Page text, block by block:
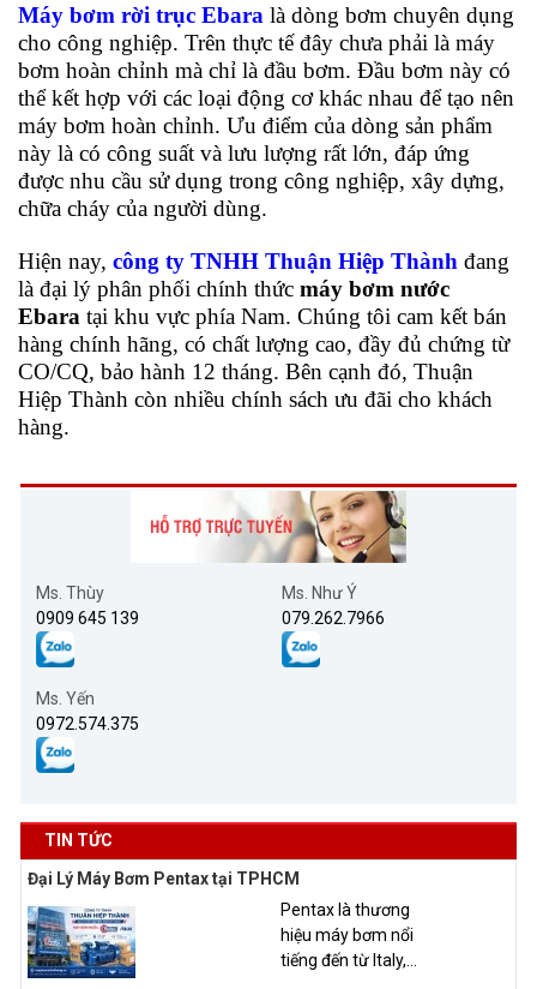
Máy bơm rời trục Ebara là dòng bơm chuyên dụng
cho công nghiệp. Trên thực tế đây chưa phải là máy
bơm hoàn chỉnh mà chỉ là đầu bơm. Đầu bơm này có
thể kết hợp với các loại động cơ khác nhau để tạo nên
máy bơm hoàn chỉnh. Ưu điểm của dòng sản phẩm
này là có công suất và lưu lượng rất lớn, đáp ứng
được nhu cầu sử dụng trong công nghiệp, xây dựng,
chữa cháy của người dùng.
Hiện nay, công ty TNHH Thuận Hiệp Thành đang
là đại lý phân phối chính thức máy bơm nước
Ebara tại khu vực phía Nam. Chúng tôi cam kết bán
hàng chính hãng, có chất lượng cao, đầy đủ chứng từ
CO/CQ, bảo hành 12 tháng. Bên cạnh đó, Thuận
Hiệp Thành còn nhiều chính sách ưu đãi cho khách
hàng.
Ms. Thùy
0909 645 139
Ms. Như Ý
079.262.7966
Ms. Yến
0972.574.375
TIN TỨC
Đại Lý Máy Bơm Pentax tại TPHCM
Pentax là thương
hiệu máy bơm nổi
tiếng đến từ Italy,...